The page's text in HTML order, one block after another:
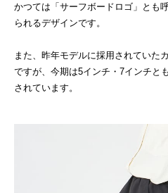
かつては「サーフボードロゴ」とも
られるデザインです。
また、昨年モデルに採用されていた
ですが、今期は5インチ・7インチと
されています。